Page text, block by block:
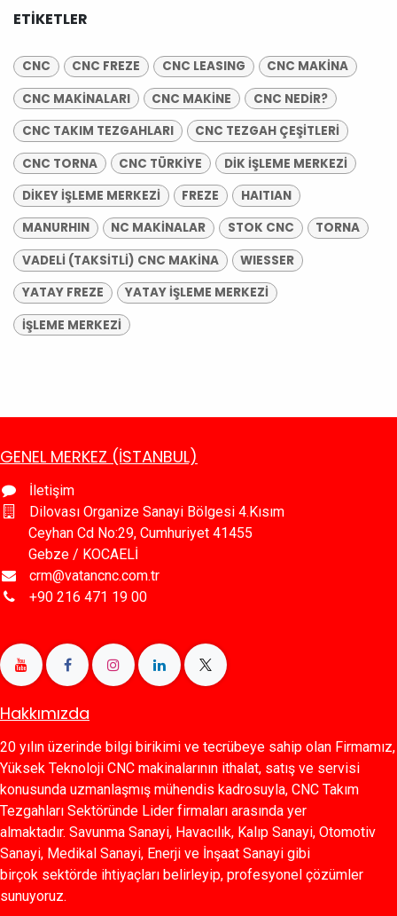
ETIKETLER
CNC CNC FREZE CNC LEASING
CNC MAKİNA
CNC MAKİNALARI
CNC MAKİNE
CNC NEDİR?
CNC TAKIM TEZGAHLARI
CNC TEZGAH ÇEŞİTLERİ
CNC TORNA
CNC TÜRKİYE
DİK İŞLEME MERKEZİ
DİKEY İŞLEME MERKEZİ
FREZE
HAITIAN
MANURHIN
NC MAKİNALAR STOK CNC
TORNA
VADELİ (TAKSİTLİ) CNC MAKİNA
WIESSER
YATAY FREZE
YATAY İŞLEME MERKEZİ
İŞLEME MERKEZİ
GENEL MERKEZ (İSTANBUL)
İletişim
Dilovası Organize Sanayi Bölgesi 4.Kısım
Ceyhan Cd No:29, Cumhuriyet 41455
Gebze / KOCAELİ
crm@vatancnc.com.tr
+90 216 471 19 00
Hakkımızda
20 yılın üzerinde bilgi birikimi ve tecrübeye sahip olan Firmamız,
Yüksek Teknoloji CNC makinalarının ithalat, satış ve servisi
konusunda uzmanlaşmış mühendis kadrosuyla, CNC Takım
Tezgahları Sektöründe Lider firmaları arasında yer
almaktadır. Savunma Sanayi, Havacılık, Kalıp Sanayi, Otomotiv
Sanayi, Medikal Sanayi, Enerji ve İnşaat Sanayi gibi
birçok sektörde ihtiyaçları belirleyip, profesyonel çözümler
sunuyoruz.